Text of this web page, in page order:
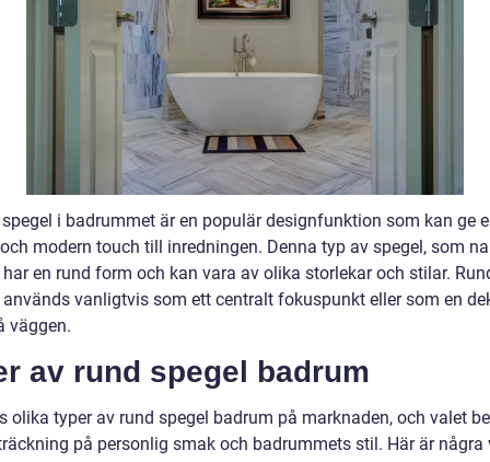
i badrummet är en populär designfunktion som kan ge
modern touch till inredningen. Denna typ av spegel, som
har en rund form och kan vara av olika storlekar och stilar.
vanligtvis som ett centralt fokuspunkt eller som en
väggen.
av rund spegel badrum
olika typer av rund spegel badrum på marknaden, och valet
på personlig smak och badrummets stil. Här är några